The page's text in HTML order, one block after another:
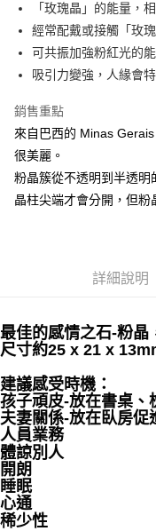
悠遊付
ATM付款
全家取貨付款
每筆NT$80，滿
7-11取貨付款
每筆NT$80，滿
每筆NT$80，滿
付款後門市自取
免運費
「玫瑰晶」的能量，
經常配戴或接觸「玫
可共振加強粉紅光的
吸引力變強，人緣會特
銷售重點
來自巴西的 Minas
很美麗。
粉晶簇從不透明到半透明
晶柱尖端才會分開，但粉
詳細說明
最佳的感情之石-粉晶
尺寸約25 x 21 x
建議感受時機：
孩子頑皮-放在書桌、
夫妻關係-放在臥房促
人員業務
體諒別人
開朗
睡眠
心通
稀少性